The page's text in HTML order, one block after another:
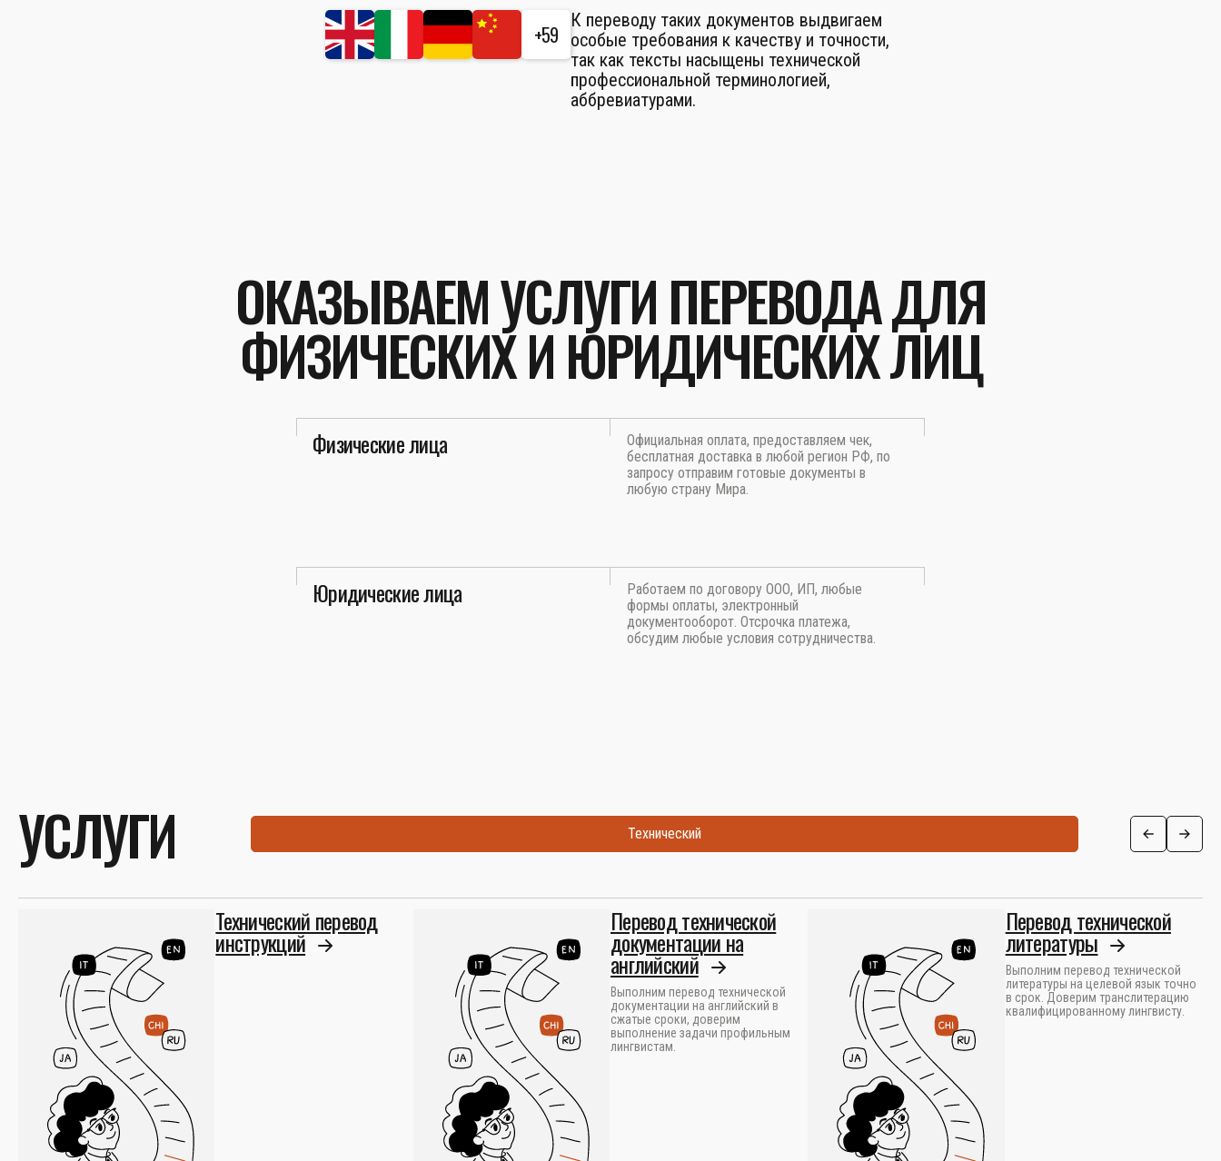
+59
К переводу таких документов выдвигаем
особые требования к качеству и точности,
так как тексты насыщены технической
профессиональной терминологией,
аббревиатурами.
ОКАЗЫВАЕМ УСЛУГИ ПЕРЕВОДА ДЛЯ
ФИЗИЧЕСКИХ И ЮРИДИЧЕСКИХ ЛИЦ
Физические лица
Официальная оплата, предоставляем чек,
бесплатная доставка в любой регион РФ, по
запросу отправим готовые документы в
любую страну Мира.
Юридические лица
Работаем по договору ООО, ИП, любые
формы оплаты, электронный
документооборот. Отсрочка платежа,
обсудим любые условия сотрудничества.
УСЛУГИ Технический
Технический перевод
инструкций
Перевод технической
документации на
английский
Выполним перевод технической
документации на английский в
сжатые сроки, доверим
выполнение задачи профильным
лингвистам.
Перевод технической
литературы
Выполним перевод технической
литературы на целевой язык точно
в срок. Доверим транслитерацию
квалифицированному лингвисту.